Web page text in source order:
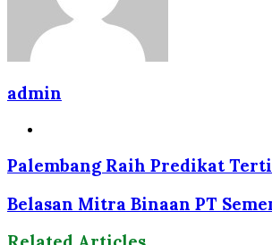
admin
Palembang Raih Predikat
Belasan Mitra Binaan PT